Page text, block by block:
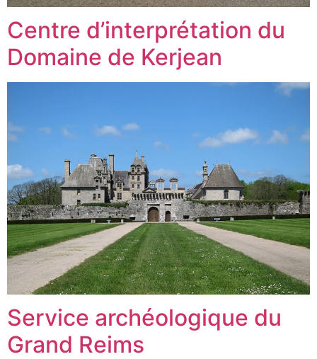
Centre d’interprétation du
Domaine de Kerjean
Service archéologique du
Grand Reims